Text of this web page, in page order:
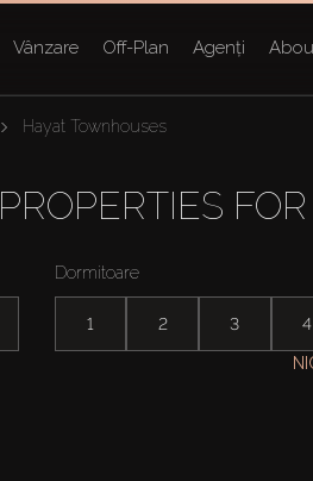
Vânzare Off-Plan Agenți
Hayat Townhouses
PROPERTIES
Dormitoare
1 2 3 4